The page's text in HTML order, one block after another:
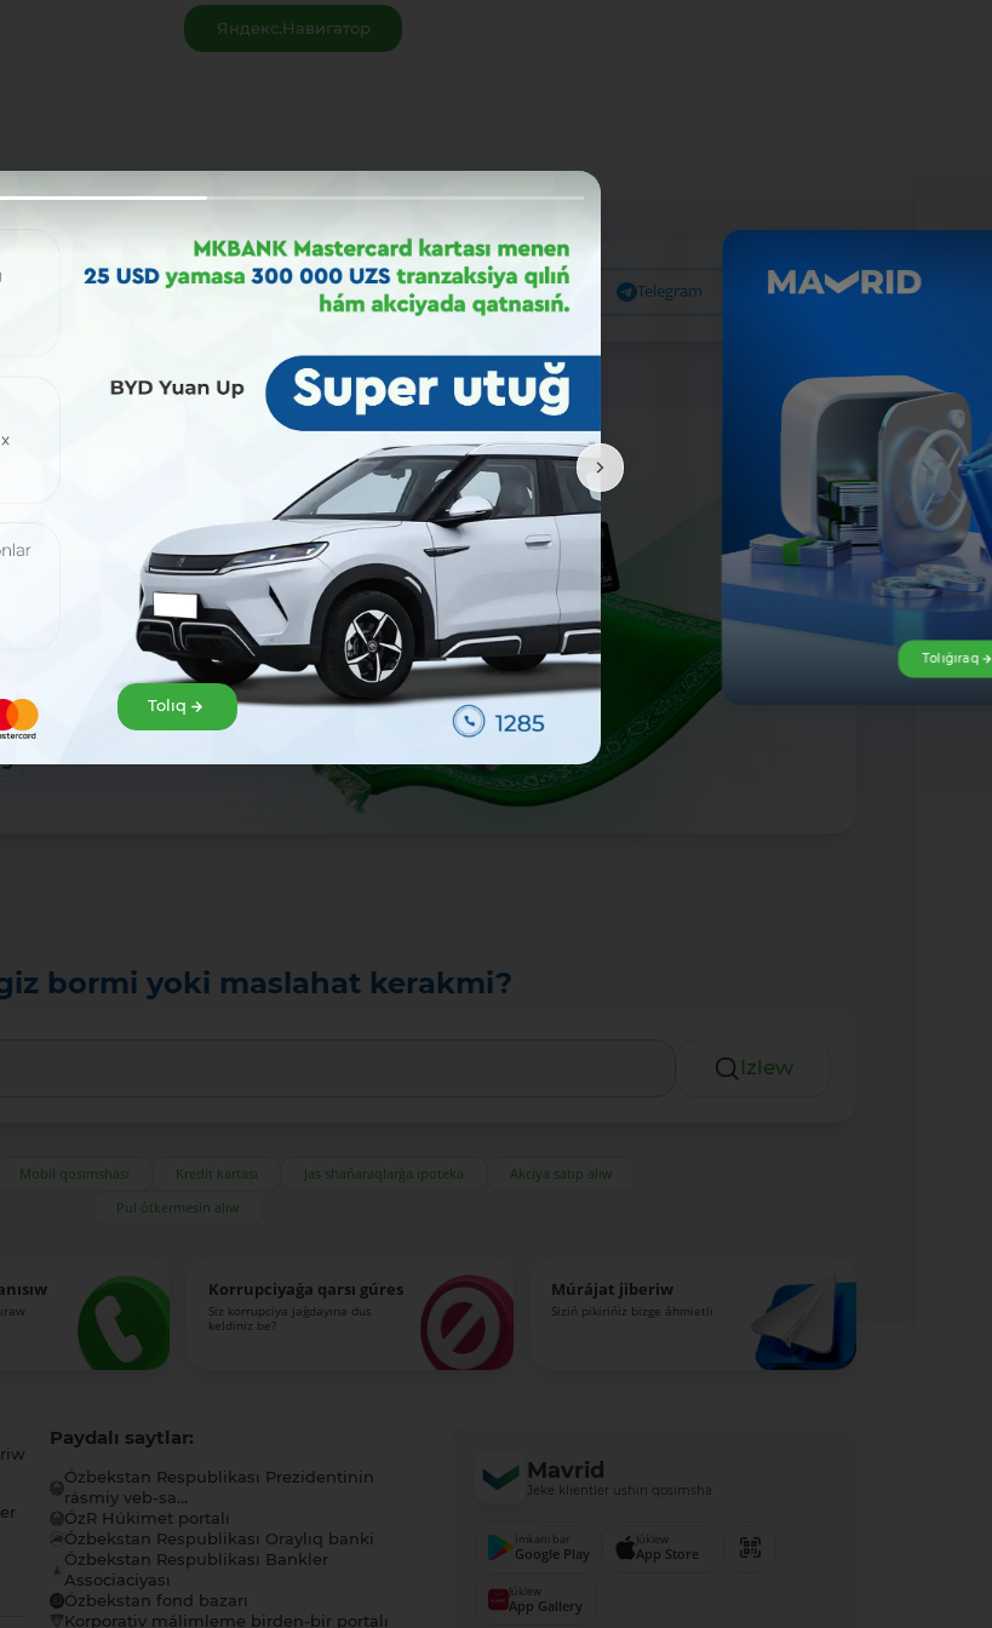
Яндекс.Навигатор
Bólisiw: Facebook Telegram X
bormi yoki maslahat kerakmi?
Izlew
Mobil qosımshası Kredit kartası Jas shańaraqlarǵa ipoteka
Akciya satıp alıw
Pul ótkermesin alıw
Korrupciyaǵa qarsı gúres
Siz korrupciya jaǵdayına dus
keldiniz be?
Múrájat jiberiw
Siziń pikirińiz bizge áhmietli
Paydalı saytlar:
Ózbekstan Respublikası Prezidentinin
rásmiy veb-sa...
ÓzR Húkimet portalı
Ózbekstan Respublikası Oraylıq banki
Ózbekstan Respublikası Bankler
Associaciyası
Ózbekstan fond bazarı
Korporativ málimleme birden-bir portalı
Mavrid
Jeke klientler ushın qosımsha
Imkani bar
Google Play
Júklew
App Store
Júklew
App Gallery
Tolıq
Tolıǵıraq